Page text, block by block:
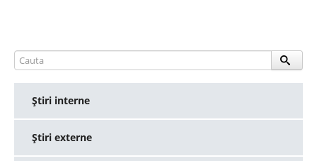
Ştiri interne
Ştiri externe